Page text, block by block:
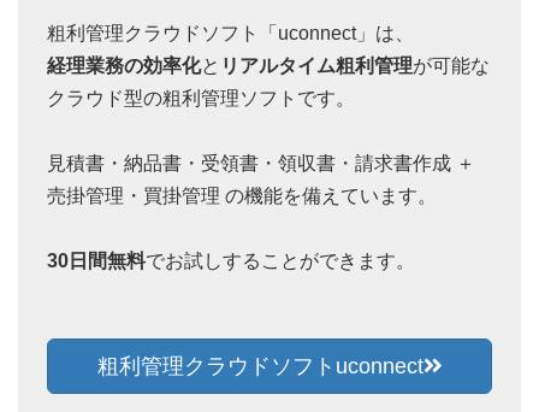
粗利管理クラウドソフト「uconnect」は、
経理業務の効率化と リアルタイム粗利管理が可能な
クラウド型の粗利管理ソフトです。
見積書・納品書・受領書・領収書・請求書作成 ＋
売掛管理・買掛管理 の機能を備えています。
30日間無料でお試しすることができます。
粗利管理クラウドソフトuconnect